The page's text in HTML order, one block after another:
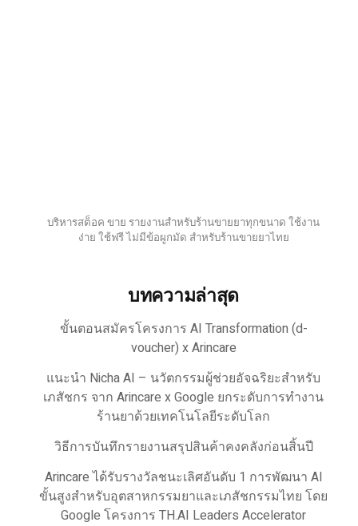
บริหารสต็อค ขาย รายงานสำหรับร้านขายยาทุกขนาด ใช้งาน
ง่าย ใช้ฟรี ไม่มีข้อผูกมัด สำหรับร้านขายยาไทย
บทความล่าสุด
ขั้นตอนสมัครโครงการ AI Transformation (d-
voucher) x Arincare
แนะนำ Nicha AI – นวัตกรรมผู้ช่วยอัจฉริยะสำหรับ
เภสัชกร จาก Arincare x Google ยกระดับการทำงาน
ร้านยาด้วยเทคโนโลยีระดับโลก
วิธีการบันทึกรายงานสรุปสินค้าคงคลังก่อนสิ้นปี
Arincare ได้รับรางวัลชนะเลิศอันดับ 1 การพัฒนา AI
ขั้นสูงสำหรับอุตสาหกรรมยาและเภสัชกรรมไทย โดย
Google โครงการ TH.AI Leaders Accelerator